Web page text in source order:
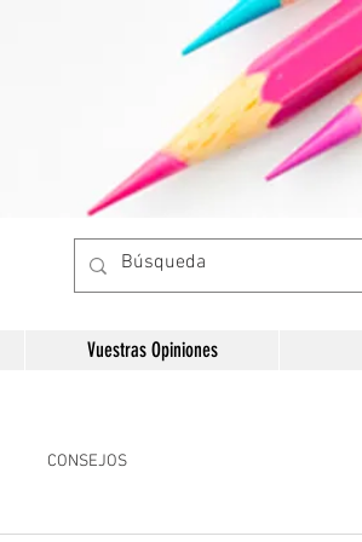
Vuestras Opiniones
CONSEJOS